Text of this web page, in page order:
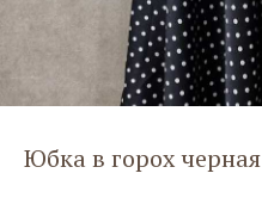
Юбка в горох черная